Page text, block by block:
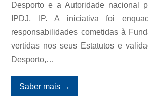
Desporto e a Autoridade nacional
IPDJ, IP. A iniciativa foi
responsabilidades cometidas à
vertidas nos seus Estatutos e
Desporto,…
Saber mais →